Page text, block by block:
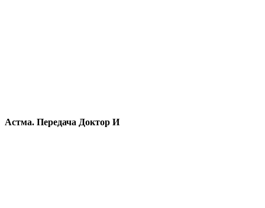
Астма. Передача Доктор И